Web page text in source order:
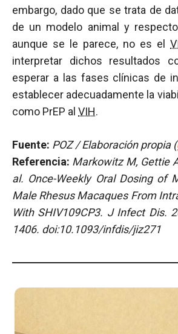
embargo, dado que se trata de
de un modelo animal y
aunque se le parece, no es el
interpretar dichos resultados
esperar a las fases clínicas de
establecer adecuadamente la
como PrEP al VIH.
Fuente: POZ / Elaboración propia (
Referencia: Markowitz M, Gettie
al. Once-Weekly Oral Dosing of
Male Rhesus Macaques From
With SHIV109CP3. J Infect Dis.
1406. doi:10.1093/infdis/jiz271